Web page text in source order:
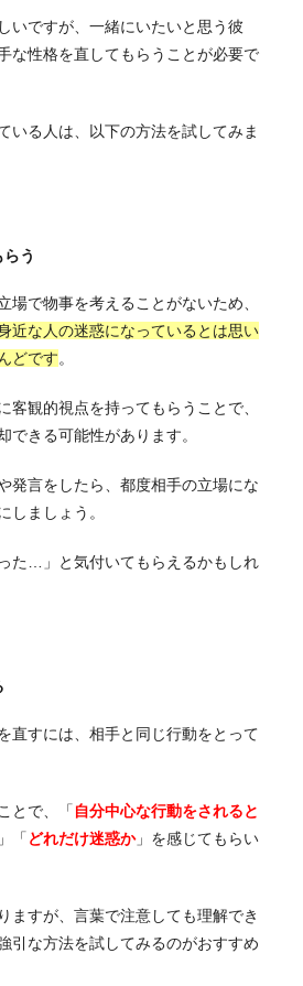
いですが、一緒にいたいと思う彼
な性格を直してもらうことが必要で
いる人は、以下の方法を試してみま
う
場で物事を考えることがないため、
近な人の迷惑になっているとは思い
どです。
客観的視点を持ってもらうことで、
できる可能性があります。
発言をしたら、都度相手の立場にな
しましょう。
た…」と気付いてもらえるかもしれ
直すには、相手と同じ行動をとって
とで、「 自分中心な行動をされると
「 どれだけ迷惑か」を感じてもらい
ますが、言葉で注意しても理解でき
引な方法を試してみるのがおすすめ